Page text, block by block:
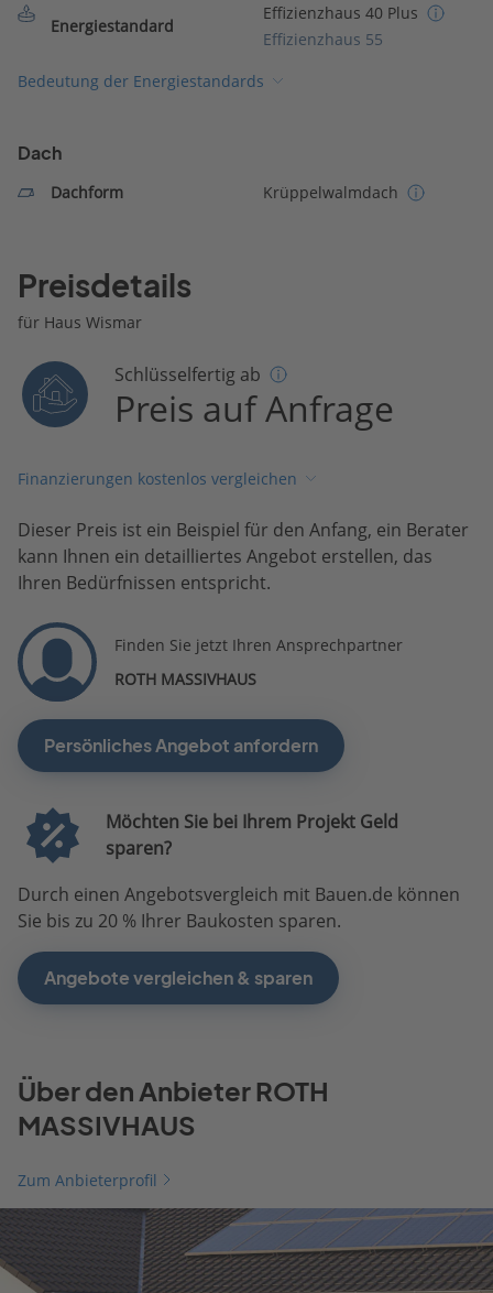
Energiestandard
Effizienzhaus 40 Plus
Effizienzhaus 55
Bedeutung der Energiestandards
Dach
Dachform Krüppelwalmdach
Preisdetails
für Haus Wismar
Schlüsselfertig ab
Preis auf Anfrage
Finanzierungen kostenlos vergleichen
Dieser Preis ist ein Beispiel für den Anfang, ein Berater
kann Ihnen ein detailliertes Angebot erstellen, das
Ihren Bedürfnissen entspricht.
Finden Sie jetzt Ihren Ansprechpartner
ROTH MASSIVHAUS
Persönliches Angebot anfordern
Möchten Sie bei Ihrem Projekt Geld
sparen?
Durch einen Angebotsvergleich mit Bauen.de können
Sie bis zu 20 % Ihrer Baukosten sparen.
Angebote vergleichen & sparen
Über den Anbieter ROTH
MASSIVHAUS
Zum Anbieterprofil